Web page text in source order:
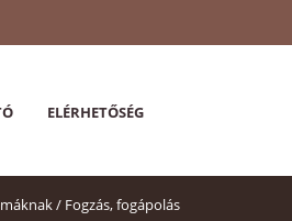
ELÉRHETŐSÉG
/ Fogzás, fogápolás